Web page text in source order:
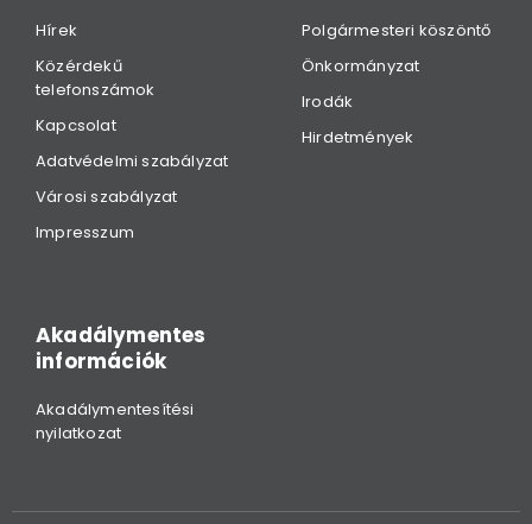
Hírek
Közérdekű
telefonszámok
Kapcsolat
Adatvédelmi szabályzat
Városi szabályzat
Impresszum
Polgármesteri köszöntő
Önkormányzat
Irodák
Hirdetmények
Akadálymentes
információk
Akadálymentesítési
nyilatkozat